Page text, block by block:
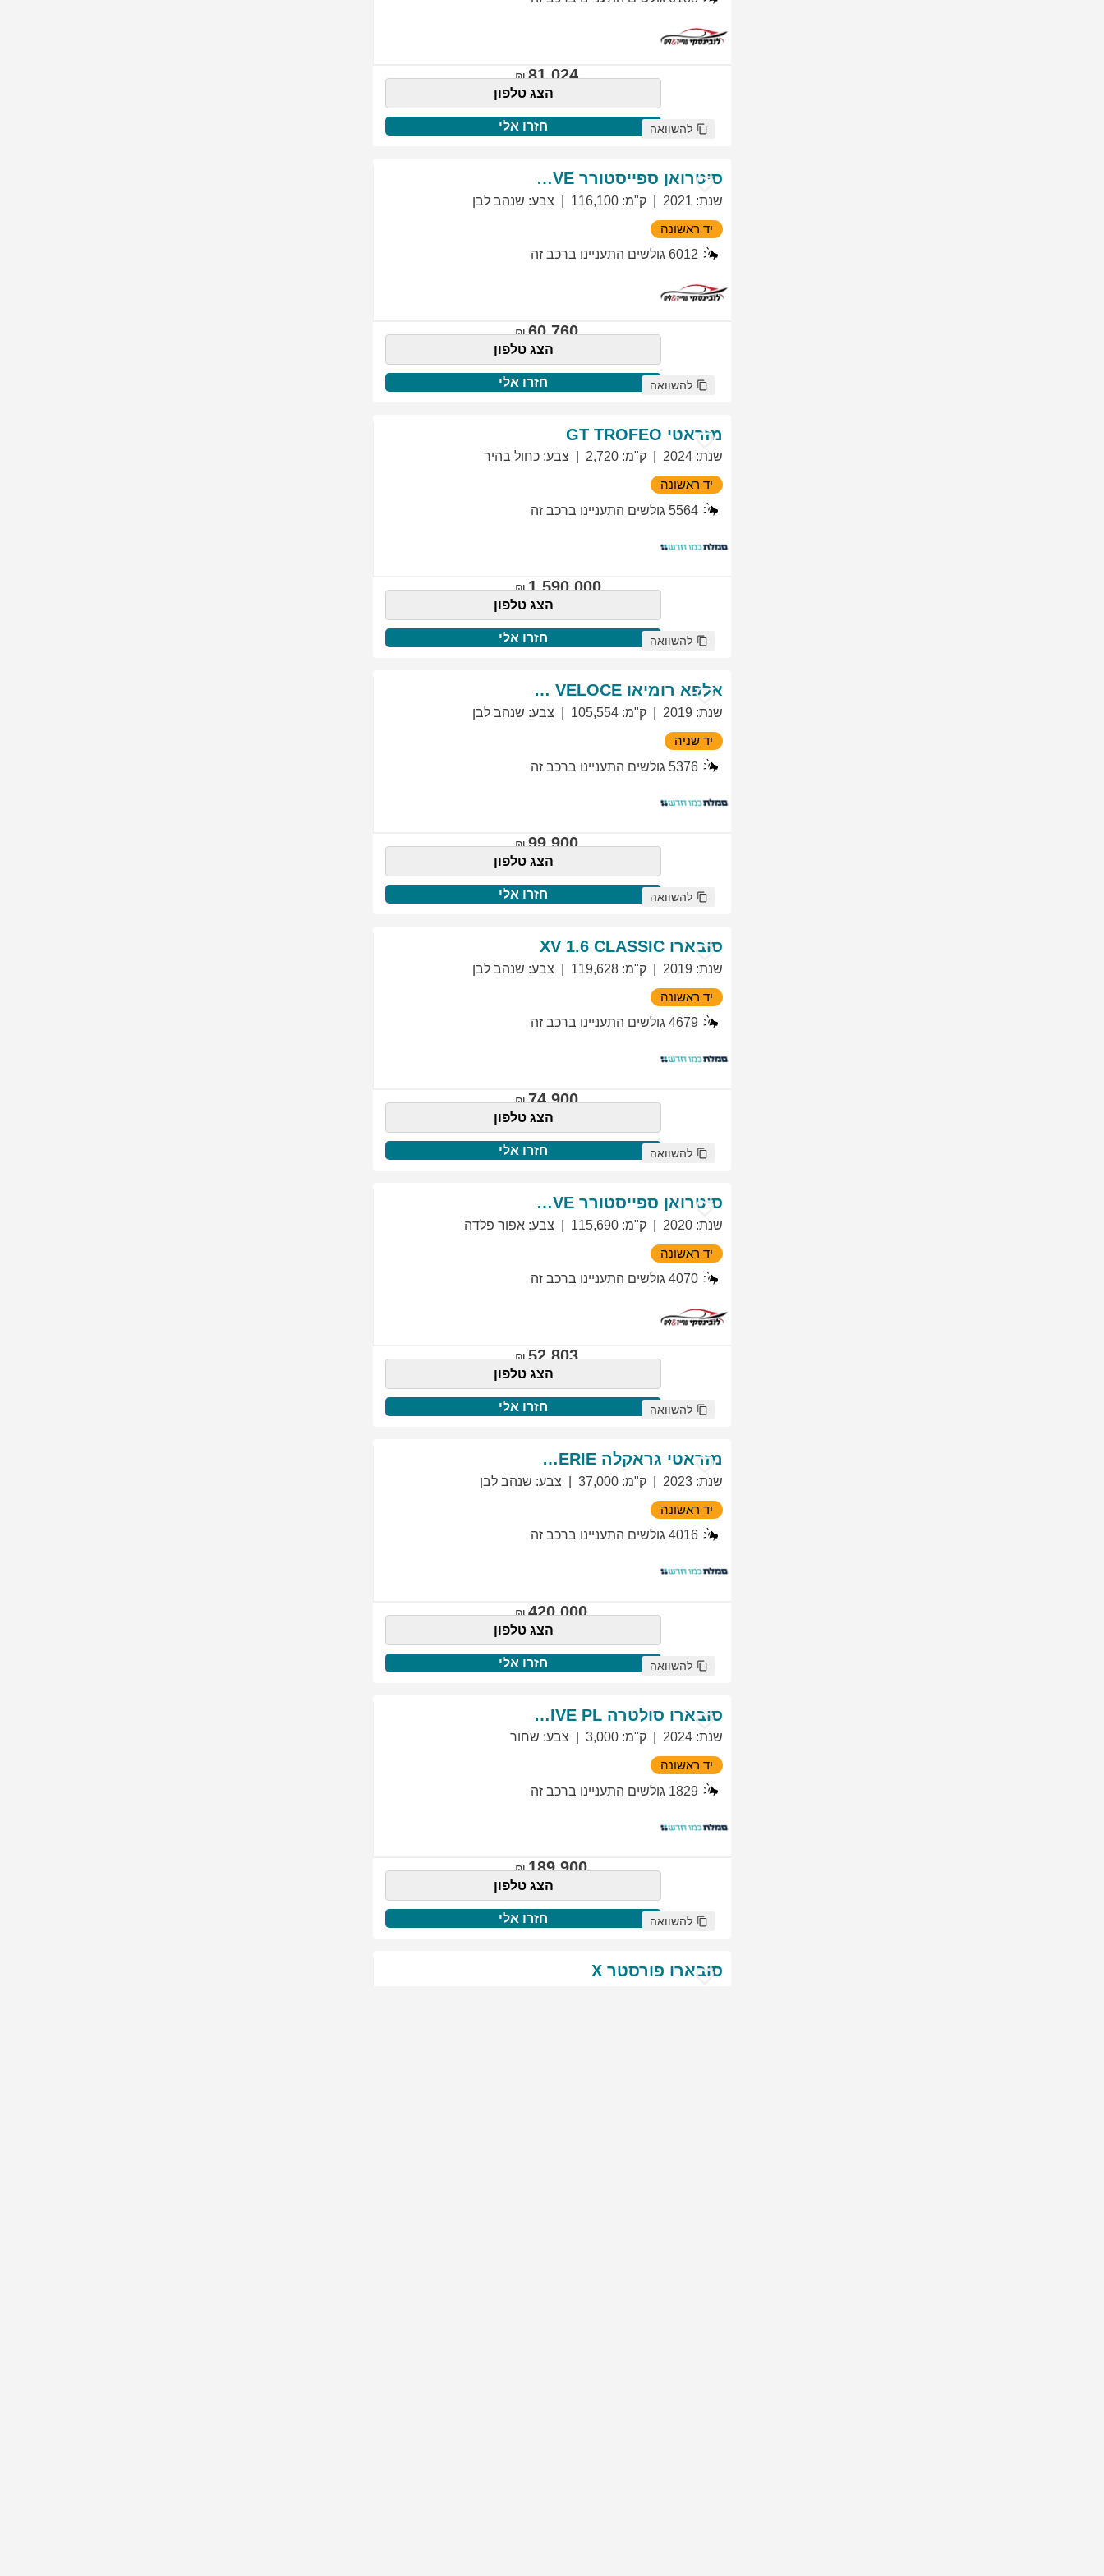
81,024
הצג טלפון
חזרו אלי להשוואה
סיטרואן ספייסטורר EXCLUSIVE
שנת:
2021 ק"מ:
116,100 צבע: שנהב לבן
יד ראשונה
6012 גולשים התעניינו ברכב זה
60,760
הצג טלפון
חזרו אלי להשוואה
מזראטי GT TROFEO
שנת:
2024 ק"מ:
2,720 צבע: כחול בהיר
יד ראשונה
5564 גולשים התעניינו ברכב זה
1,590,000
הצג טלפון
חזרו אלי להשוואה
אלפא רומיאו GIULIETTA VELOCE
שנת:
2019 ק"מ:
105,554 צבע: שנהב לבן
יד שניה
5376 גולשים התעניינו ברכב זה
99,900
הצג טלפון
חזרו אלי להשוואה
סובארו XV 1.6 CLASSIC
שנת:
2019 ק"מ:
119,628 צבע: שנהב לבן
יד ראשונה
4679 גולשים התעניינו ברכב זה
74,900
הצג טלפון
חזרו אלי להשוואה
סיטרואן ספייסטורר EXCLUSIVE
שנת:
2020 ק"מ:
115,690 צבע: אפור פלדה
יד ראשונה
4070 גולשים התעניינו ברכב זה
52,803
הצג טלפון
חזרו אלי להשוואה
מזראטי גראקלה PRIMASERIE
שנת:
2023 ק"מ:
37,000 צבע: שנהב לבן
יד ראשונה
4016 גולשים התעניינו ברכב זה
420,000
הצג טלפון
חזרו אלי להשוואה
סובארו סולטרה EXCLUSIVE PL
שנת:
2024 ק"מ:
3,000 צבע: שחור
יד ראשונה
1829 גולשים התעניינו ברכב זה
189,900
הצג טלפון
חזרו אלי להשוואה
סובארו פורסטר X